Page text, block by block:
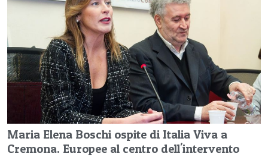
Maria Elena Boschi ospite di Italia Viva a
Cremona. Europee al centro dell'intervento